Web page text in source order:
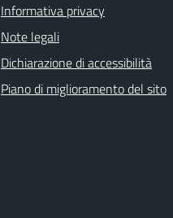
Informativa privacy
Note legali
Dichiarazione di accessibilità
Piano di miglioramento del sito